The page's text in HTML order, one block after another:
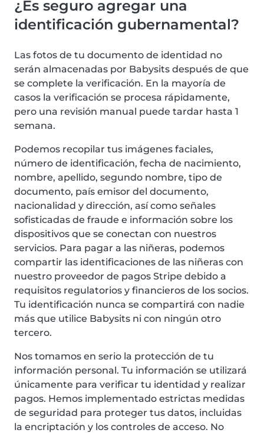
¿Es seguro agregar una
identificación gubernamental?
Las fotos de tu documento de identidad no
serán almacenadas por Babysits después de que
se complete la verificación. En la mayoría de
casos la verificación se procesa rápidamente,
pero una revisión manual puede tardar hasta 1
semana.
Podemos recopilar tus imágenes faciales,
número de identificación, fecha de nacimiento,
nombre, apellido, segundo nombre, tipo de
documento, país emisor del documento,
nacionalidad y dirección, así como señales
sofisticadas de fraude e información sobre los
dispositivos que se conectan con nuestros
servicios. Para pagar a las niñeras, podemos
compartir las identificaciones de las niñeras con
nuestro proveedor de pagos Stripe debido a
requisitos regulatorios y financieros de los socios.
Tu identificación nunca se compartirá con nadie
más que utilice Babysits ni con ningún otro
tercero.
Nos tomamos en serio la protección de tu
información personal. Tu información se utilizará
únicamente para verificar tu identidad y realizar
pagos. Hemos implementado estrictas medidas
de seguridad para proteger tus datos, incluidas
la encriptación y los controles de acceso. No